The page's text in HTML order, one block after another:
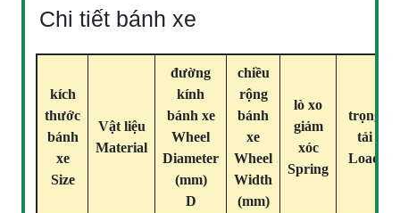
Chi tiết bánh xe
kích
thước
bánh
xe
Size
Vật liệu
Material
đường
kính
bánh xe
Wheel
Diameter
(mm)
D
chiều
rộng
bánh
xe
Wheel
Width
(mm)
lò xo
giảm
xóc
Spring
trọng
tải
Load